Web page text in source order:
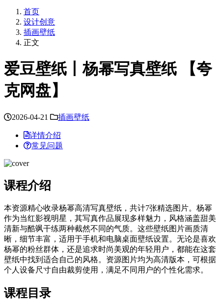
首页
设计创意
插画壁纸
正文
爱豆壁纸丨杨幂写真壁纸 【夸
克网盘】
2026-04-21 插画壁纸
详情介绍
常见问题
课程介绍
本资源精心收录杨幂高清写真壁纸，共计7张精选图片。杨幂
作为当红影视明星，其写真作品展现多样魅力，风格涵盖甜美
清新与酷飒干练两种截然不同的气质。这些壁纸图片画质清
晰，细节丰富，适用于手机和电脑桌面壁纸设置。无论是喜欢
杨幂的粉丝群体，还是追求时尚美观的年轻用户，都能在这套
壁纸中找到适合自己的风格。资源图片均为高清版本，可根据
个人设备尺寸自由裁剪使用，满足不同用户的个性化需求。
课程目录